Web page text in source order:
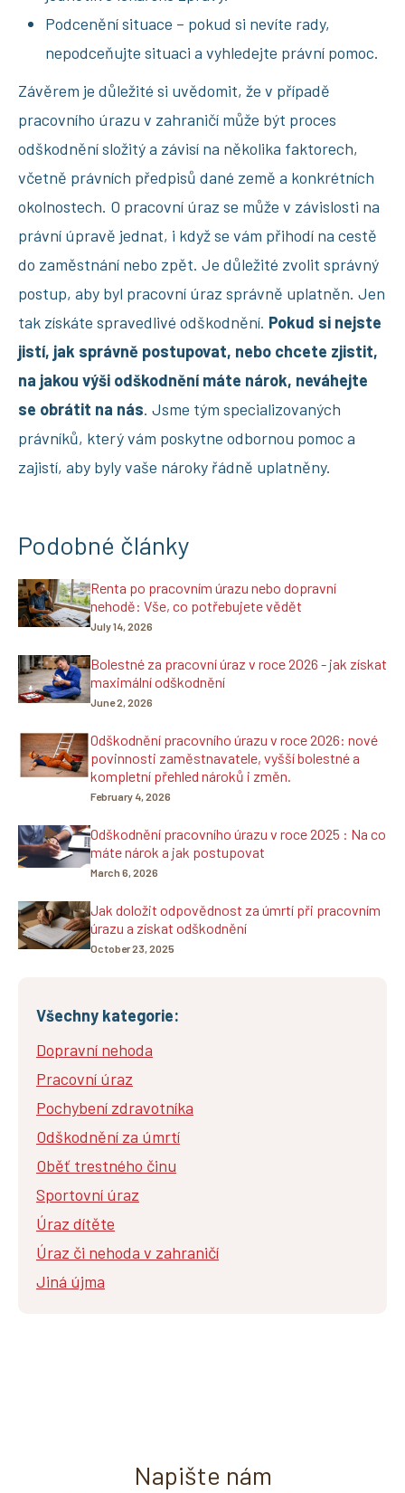
Podcenění situace – pokud si nevíte rady,
nepodceňujte situaci a vyhledejte právní pomoc.
Závěrem je důležité si uvědomit, že v případě
pracovního úrazu v zahraničí může být proces
odškodnění složitý a závisí na několika faktorech,
včetně právních předpisů dané země a konkrétních
okolnostech. O pracovní úraz se může v závislosti na
právní úpravě jednat, i když se vám přihodí na cestě
do zaměstnání nebo zpět. Je důležité zvolit správný
postup, aby byl pracovní úraz správně uplatněn. Jen
tak získáte spravedlivé odškodnění. Pokud si nejste
jistí, jak správně postupovat, nebo chcete zjistit,
na jakou výši odškodnění máte nárok, neváhejte
se obrátit na nás. Jsme tým specializovaných
právníků, který vám poskytne odbornou pomoc a
zajistí, aby byly vaše nároky řádně uplatněny.
Podobné články
Renta po pracovním úrazu nebo dopravní
nehodě: Vše, co potřebujete vědět
July 14, 2026
Bolestné za pracovní úraz v roce 2026 - jak získat
maximální odškodnění
June 2, 2026
Odškodnění pracovního úrazu v roce 2026: nové
povinnosti zaměstnavatele, vyšší bolestné a
kompletní přehled nároků i změn.
February 4, 2026
Odškodnění pracovního úrazu v roce 2025 : Na co
máte nárok a jak postupovat
March 6, 2026
Jak doložit odpovědnost za úmrtí při pracovním
úrazu a získat odškodnění
October 23, 2025
Všechny kategorie:
Dopravní nehoda
Pracovní úraz
Pochybení zdravotníka
Odškodnění za úmrtí
Oběť trestného činu
Sportovní úraz
Úraz dítěte
Úraz či nehoda v zahraničí
Jiná újma
Napište nám